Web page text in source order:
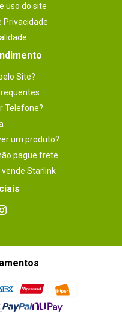
uso do site
Privacidade
Site?
Telefone?
um produto?
pague frete
vende Starlink